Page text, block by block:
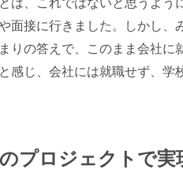
面接に行きました。しかし、
りの答えで、このまま会社
感じ、会社には就職せず、
プロジェクトで